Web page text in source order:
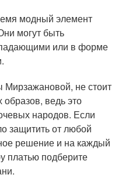
модный элемент
могут быть
или в форме
не стоит
образов, ведь это
народов. Если
защитить от любой
решение и на каждый
платью подберите